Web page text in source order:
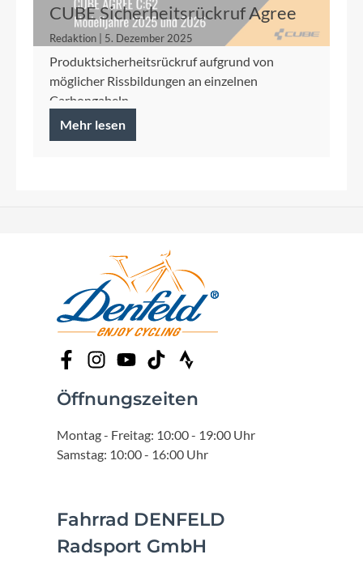
CUBE Sicherheitsrückruf Agree
C:62 2025/2026
Redaktion | 5. Dezember 2025
Produktsicherheitsrückruf aufgrund von
möglicher Rissbildungen an einzelnen
Carbongabeln
Mehr lesen
Öffnungszeiten
Montag - Freitag: 10:00 - 19:00 Uhr
Samstag: 10:00 - 16:00 Uhr
Fahrrad DENFELD
Radsport GmbH